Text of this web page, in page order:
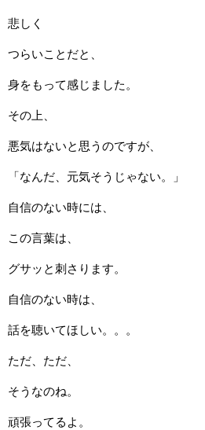
悲しく
つらいことだと、
身をもって感じました。
その上、
悪気はないと思うのですが、
「なんだ、元気そうじゃない。」
自信のない時には、
この言葉は、
グサッと刺さります。
自信のない時は、
話を聴いてほしい。。。
ただ、ただ、
そうなのね。
頑張ってるよ。